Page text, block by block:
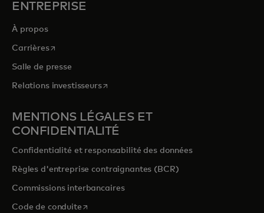
ENTREPRISE
À propos
Carrièress’ouvre dans un nouvel onglet
Salle de presse
Relations investisseurss’ouvre dans un nouvel onglet
MENTIONS LÉGALES ET
CONFIDENTIALITÉ
Confidentialité et responsabilité des données
Règles d'entreprise contraignantes (BCR)
Commissions interbancaires
Code de conduites’ouvre dans un nouvel onglet